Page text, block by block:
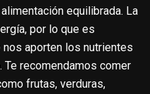
equilibrada. La
por lo que es
aporten los nutrientes
recomendamos comer
frutas, verduras,